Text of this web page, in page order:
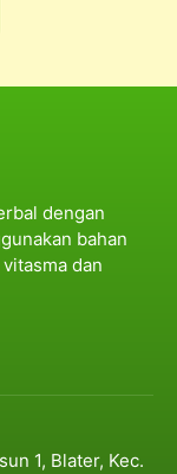
dengan
bahan
dan
1, Blater, Kec.